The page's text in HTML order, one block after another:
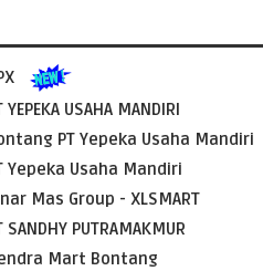
USAHA MANDIRI
PT Yepeka Usaha Mandiri
Yepeka Usaha Mandiri
Mas Group - XLSMART
PUTRAMAKMUR
Mart Bontang